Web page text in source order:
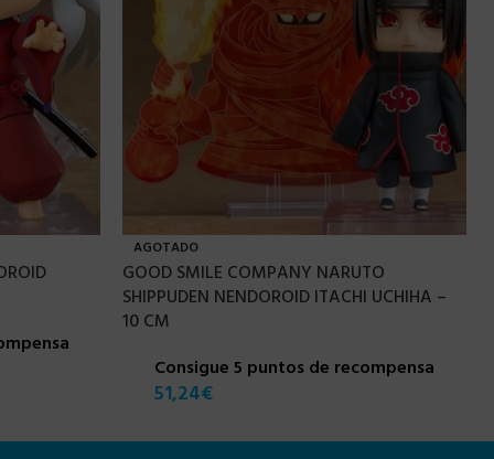
AGOTADO
GOOD SMILE COMPANY NARUTO
SHIPPUDEN NENDOROID ITACHI UCHIHA –
10 CM
Consigue 5 puntos de recompensa
51,24€